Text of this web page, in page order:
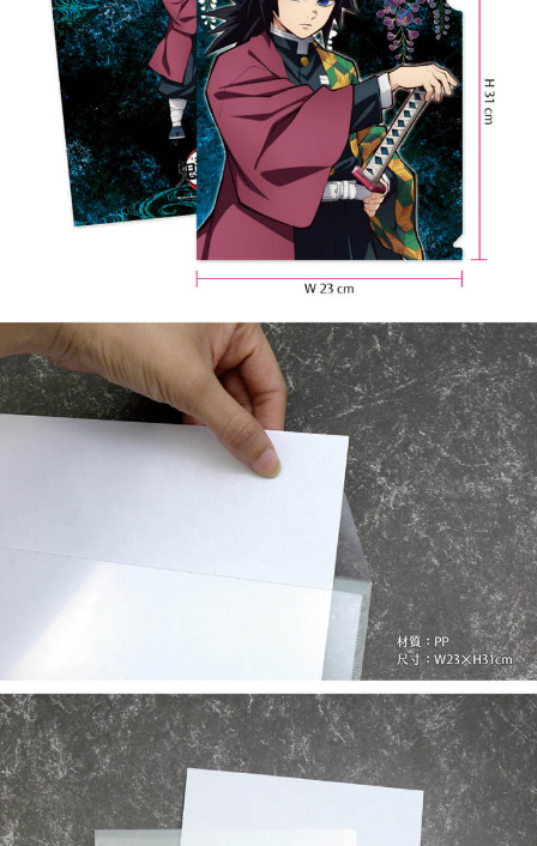
每筆NT$65，滿NT$1,300(含以上)免運費
付款後7-11取貨
每筆NT$65，滿NT$1,300(含以上)免運費
宅配-木棉花樂園專用
每筆NT$100，滿NT$1,300(含以上)免運費
宅配-離島(澎湖/金門/馬祖)-木棉花樂園專用
每筆NT$150
✈️ 海外配送 查看運費